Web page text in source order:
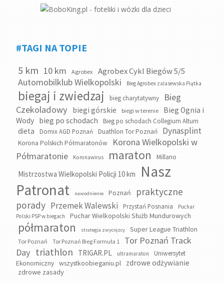
#TAGI NA TOPIE
5 km 10 km Agrobex Agrobex Cykl Biegów 5/5
Automobilklub Wielkopolski Bieg Agrobex zalasewska Piątka
biegaj i zwiedzaj bieg charytatywny
Bieg
Czekoladowy
biegi górskie biegi w terenie
Bieg Ognia i
Wody bieg po schodach Bieg po schodach Collegium Altum
dieta Domix AGD Poznań Duathlon Tor Poznań Dynasplint
Korona Polskich Półmaratonów
Korona Wielkopolski w
Półmaratonie
Koronawirus maraton Millano
Mistrzostwa Wielkopolski Policji 10 km
Nasz
Patronat
nawodnienie Poznań
praktyczne
porady Przemek Walewski Przystań Posnania
Puchar
Polski PSP w biegach
Puchar Wielkopolski Służb Mundurowych
półmaraton strategia zwycięzcy Super League Triathlon
Tor Poznań Tor Poznań Bieg Formuła 1
Tor Poznań Track
Day triathlon TRIGAR.PL ultramaraton
Uniwersytet
Ekonomiczny
wszystkoobieganiu.pl zdrowe odżywianie
zdrowe zasady